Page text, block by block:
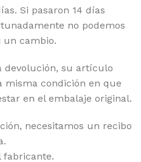
Si pasaron 14 días
no podemos
cambio.
devolución, su artículo
misma condición en que
en el embalaje original.
necesitamos un recibo
fabricante.